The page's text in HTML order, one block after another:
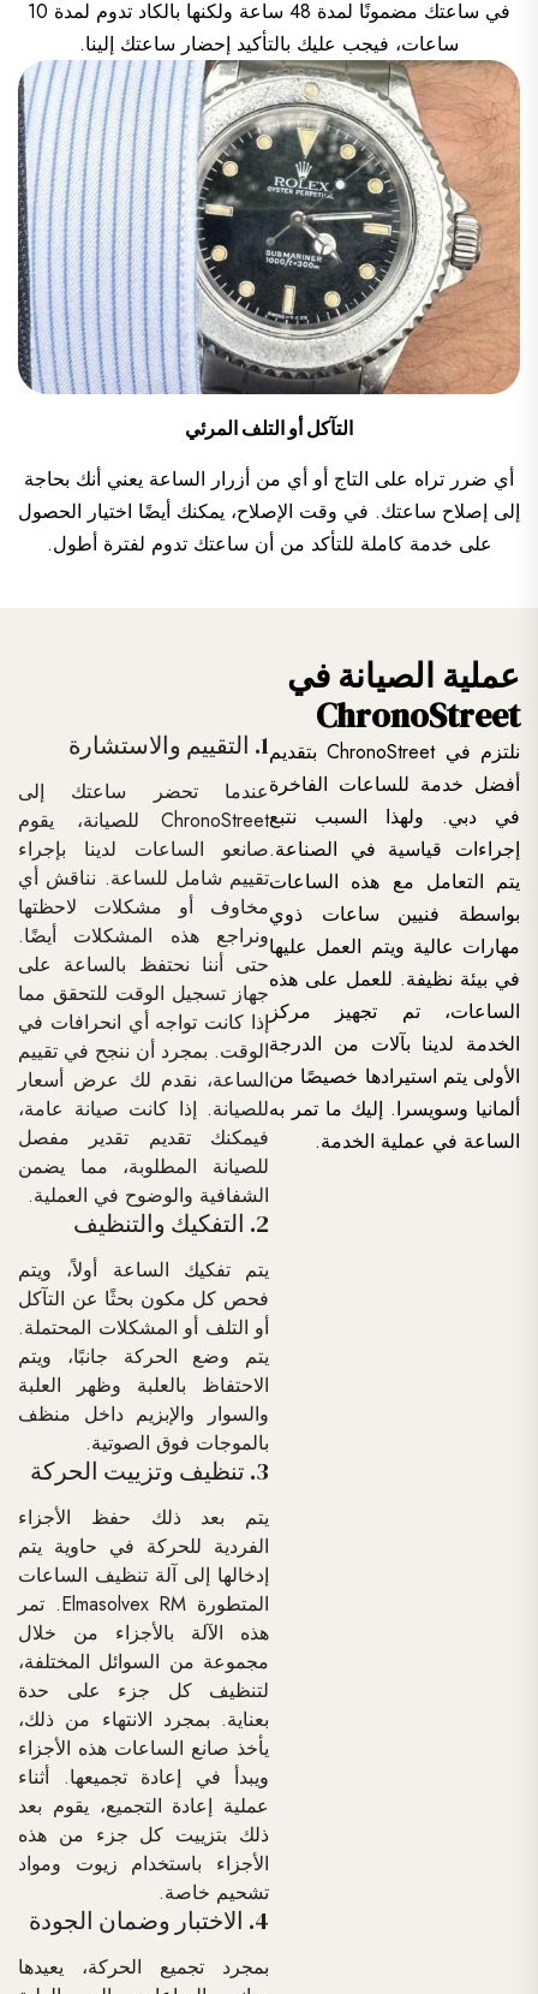
في ساعتك مضمونًا لمدة 48 ساعة ولكنها بالكاد تدوم لمدة 10
ساعات، فيجب عليك بالتأكيد إحضار ساعتك إلينا.
التآكل أو التلف المرئي
أي ضرر تراه على التاج أو أي من أزرار الساعة يعني أنك بحاجة
إلى إصلاح ساعتك. في وقت الإصلاح، يمكنك أيضًا اختيار الحصول
على خدمة كاملة للتأكد من أن ساعتك تدوم لفترة أطول.
عملية الصيانة في
ChronoStreet
نلتزم في ChronoStreet بتقديم
أفضل خدمة للساعات الفاخرة
في دبي. ولهذا السبب نتبع
إجراءات قياسية في الصناعة.
يتم التعامل مع هذه الساعات
بواسطة فنيين ساعات ذوي
مهارات عالية ويتم العمل عليها
في بيئة نظيفة. للعمل على هذه
الساعات، تم تجهيز مركز
الخدمة لدينا بآلات من الدرجة
الأولى يتم استيرادها خصيصًا من
ألمانيا وسويسرا. إليك ما تمر به
الساعة في عملية الخدمة.
1. التقييم والاستشارة
عندما تحضر ساعتك إلى
ChronoStreet للصيانة، يقوم
صانعو الساعات لدينا بإجراء
تقييم شامل للساعة. نناقش أي
مخاوف أو مشكلات لاحظتها
ونراجع هذه المشكلات أيضًا.
حتى أننا نحتفظ بالساعة على
جهاز تسجيل الوقت للتحقق مما
إذا كانت تواجه أي انحرافات في
الوقت. بمجرد أن ننجح في تقييم
الساعة، نقدم لك عرض أسعار
للصيانة. إذا كانت صيانة عامة،
فيمكنك تقديم تقدير مفصل
للصيانة المطلوبة، مما يضمن
الشفافية والوضوح في العملية.
2. التفكيك والتنظيف
يتم تفكيك الساعة أولاً، ويتم
فحص كل مكون بحثًا عن التآكل
أو التلف أو المشكلات المحتملة.
يتم وضع الحركة جانبًا، ويتم
الاحتفاظ بالعلبة وظهر العلبة
والسوار والإبزيم داخل منظف
بالموجات فوق الصوتية.
3. تنظيف وتزييت الحركة
يتم بعد ذلك حفظ الأجزاء
الفردية للحركة في حاوية يتم
إدخالها إلى آلة تنظيف الساعات
المتطورة Elmasolvex RM. تمر
هذه الآلة بالأجزاء من خلال
مجموعة من السوائل المختلفة،
لتنظيف كل جزء على حدة
بعناية. بمجرد الانتهاء من ذلك،
يأخذ صانع الساعات هذه الأجزاء
ويبدأ في إعادة تجميعها. أثناء
عملية إعادة التجميع، يقوم بعد
ذلك بتزييت كل جزء من هذه
الأجزاء باستخدام زيوت ومواد
تشحيم خاصة.
4. الاختبار وضمان الجودة
بمجرد تجميع الحركة، يعيدها